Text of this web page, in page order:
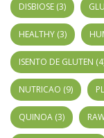
DISBIOSE (3)
HEALTHY (3)
ISENTO DE GLUTEN
NUTRICAO (9)
QUINOA (3)